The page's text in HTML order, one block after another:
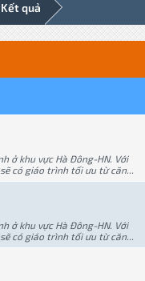
Kết quả
ở khu vực Hà Đông-HN. Với
có giáo trình tối ưu từ căn...
ở khu vực Hà Đông-HN. Với
có giáo trình tối ưu từ căn...